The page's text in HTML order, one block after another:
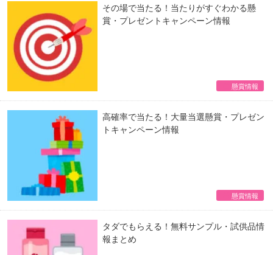
その場で当たる！当たりがすぐわかる懸
賞・プレゼントキャンペーン情報
懸賞情報
高確率で当たる！大量当選懸賞・プレゼン
トキャンペーン情報
懸賞情報
タダでもらえる！無料サンプル・試供品情
報まとめ